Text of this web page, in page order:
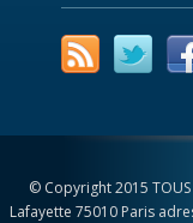
© Copyright 2015 TOUS
Lafayette 75010 Paris